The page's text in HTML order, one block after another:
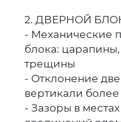
2. ДВЕРНОЙ
- Механические
блока:
трещины
- Отклонение
вертикали
- Зазоры в